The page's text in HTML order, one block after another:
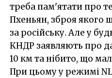
треба пам'ятати про
Пхеньян, зброя якого
за російську. Але у
КНДР заявляють про
10 км та нібито, що
При цьому у режимі